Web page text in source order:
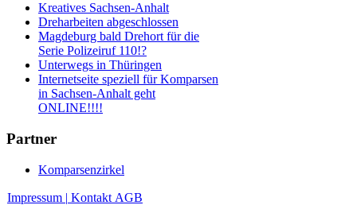
Kreatives Sachsen-Anhalt
Dreharbeiten abgeschlossen
Magdeburg bald Drehort für die
Serie Polizeiruf 110!?
Unterwegs in Thüringen
Internetseite speziell für Komparsen
in Sachsen-Anhalt geht
ONLINE!!!!
Partner
Komparsenzirkel
Impressum | Kontakt AGB